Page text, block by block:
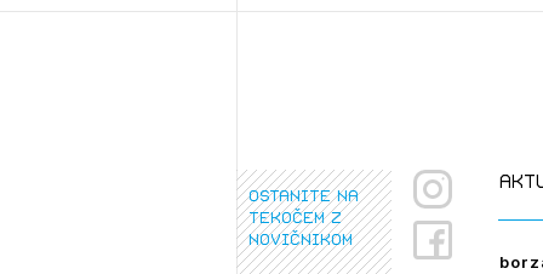
ostanite na
tekočem z
novičnikom